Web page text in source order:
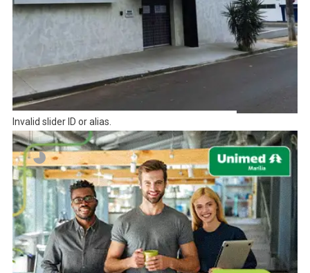
Invalid slider ID or alias.